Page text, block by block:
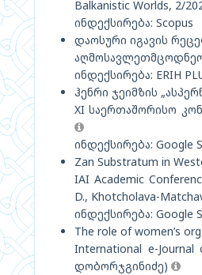
Balkanistic Worlds, 2/
ინდექსირება: Scopus
დაოსური იგავის
ინდექსირება: ERIH
ჰენრი ჯეიმზის
XI საერთაშორისო
ინდექსირება: Google
Zan Substratum in
IAI Academic
D., Khotcholava-
ინდექსირება: Google
The role of women’s
International e-Journal
დობორჯგინიძე)